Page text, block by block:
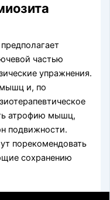
частью
упражнения.
и, по
атрофию мышц,
подвижности.
порекомендовать
сохранению